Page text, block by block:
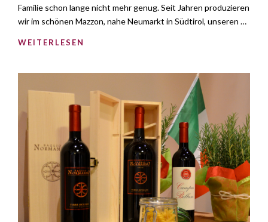
Familie schon lange nicht mehr genug. Seit Jahren produzieren
wir im schönen Mazzon, nahe Neumarkt in Südtirol, unseren …
WEITERLESEN